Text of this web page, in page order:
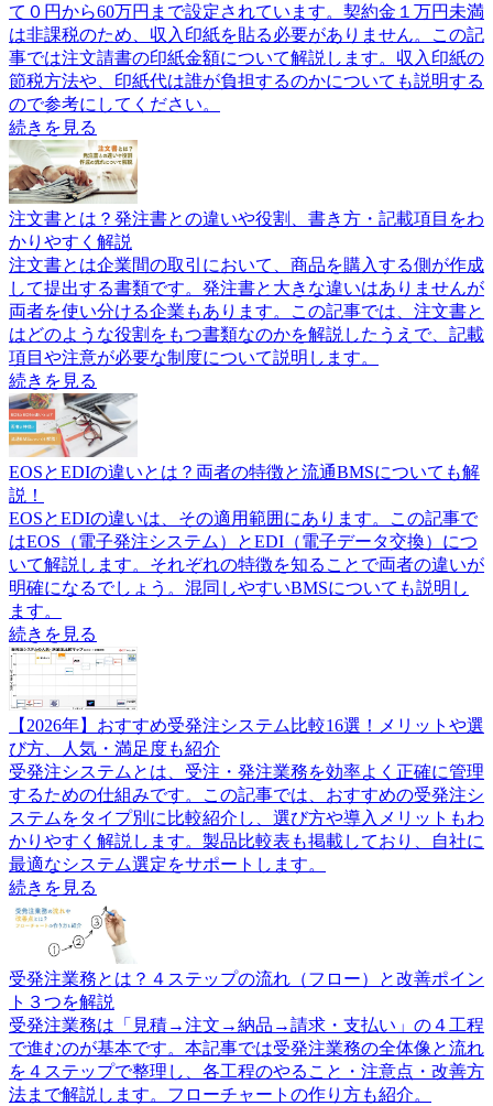
て０円から60万円まで設定されています。契約金１万円未満
は非課税のため、収入印紙を貼る必要がありません。この記
事では注文請書の印紙金額について解説します。収入印紙の
節税方法や、印紙代は誰が負担するのかについても説明する
ので参考にしてください。
続きを見る
注文書とは？発注書との違いや役割、書き方・記載項目をわ
かりやすく解説
注文書とは企業間の取引において、商品を購入する側が作成
して提出する書類です。発注書と大きな違いはありませんが
両者を使い分ける企業もあります。この記事では、注文書と
はどのような役割をもつ書類なのかを解説したうえで、記載
項目や注意が必要な制度について説明します。
続きを見る
EOSとEDIの違いとは？両者の特徴と流通BMSについても解
説！
EOSとEDIの違いは、その適用範囲にあります。この記事で
はEOS（電子発注システム）とEDI（電子データ交換）につ
いて解説します。それぞれの特徴を知ることで両者の違いが
明確になるでしょう。混同しやすいBMSについても説明し
ます。
続きを見る
【2026年】おすすめ受発注システム比較16選！メリットや選
び方、人気・満足度も紹介
受発注システムとは、受注・発注業務を効率よく正確に管理
するための仕組みです。この記事では、おすすめの受発注シ
ステムをタイプ別に比較紹介し、選び方や導入メリットもわ
かりやすく解説します。製品比較表も掲載しており、自社に
最適なシステム選定をサポートします。
続きを見る
受発注業務とは？４ステップの流れ（フロー）と改善ポイン
ト３つを解説
受発注業務は「見積→注文→納品→請求・支払い」の４工程
で進むのが基本です。本記事では受発注業務の全体像と流れ
を４ステップで整理し、各工程のやること・注意点・改善方
法まで解説します。フローチャートの作り方も紹介。